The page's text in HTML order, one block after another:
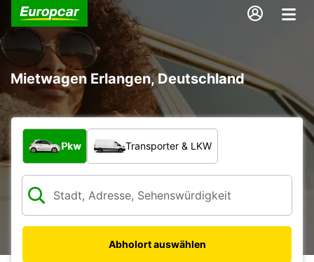
Mietwagen Erlangen, Deutschland
Welche Art von Fahrzeug?
Pkw Transporter & LKW
Abholort auswählen